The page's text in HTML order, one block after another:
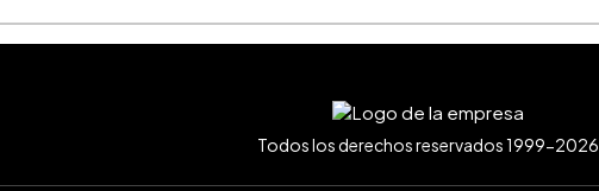
Todos los derechos reservados 1999-2026